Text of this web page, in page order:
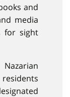
and
media
for sight